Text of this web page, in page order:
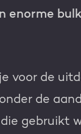
Werken bij
enorme
voor de
de
gebruikt